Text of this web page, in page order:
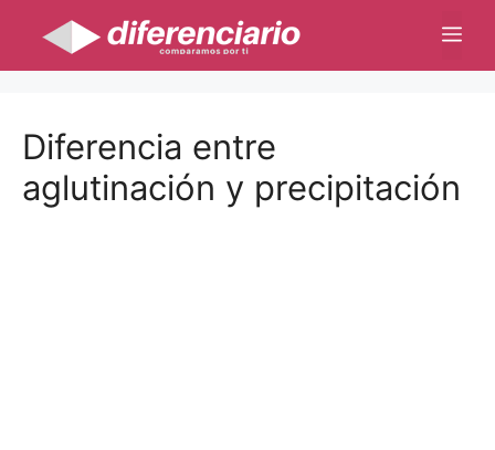
contenido
Diferencia entre
aglutinación y precipitación